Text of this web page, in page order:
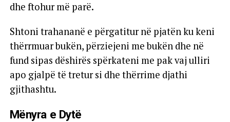
dhe ftohur më parë.
Shtoni trahananë e përgatitur në pjatën ku keni
thërrmuar bukën, përziejeni me bukën dhe në
fund sipas dëshirës spërkateni me pak vaj ulliri
apo gjalpë të tretur si dhe thërrime djathi
gjithashtu.
Mënyra e Dytë